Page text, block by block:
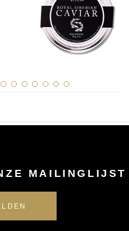
MAILINGLIJST